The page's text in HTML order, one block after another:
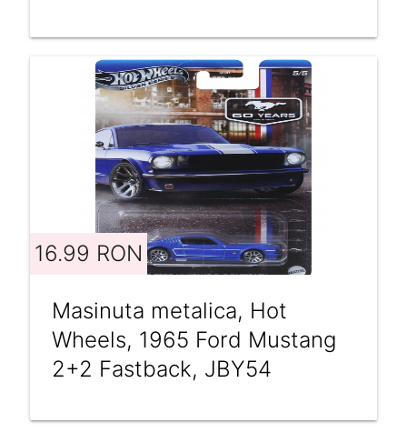
16.99 RON
Masinuta metalica, Hot
Wheels, 1965 Ford Mustang
2+2 Fastback, JBY54